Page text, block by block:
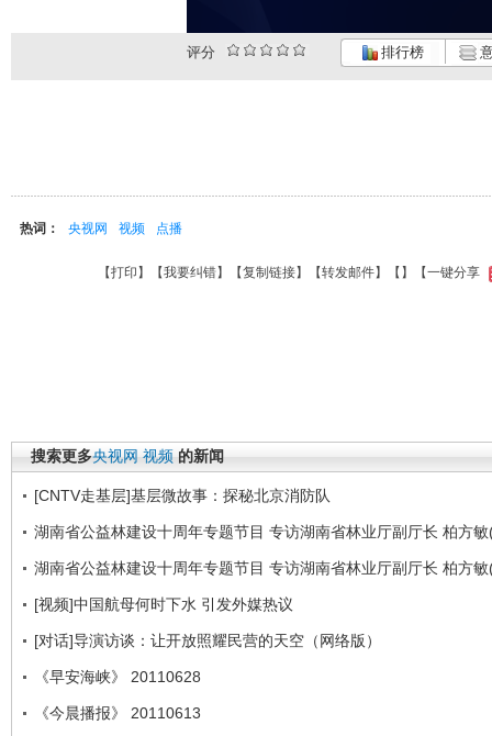
评分 排行榜
热词： 央视网 视频 点播
【打印 】【我要纠错】【复制链接】【转发邮件】【 】 【一键分享
搜索更多央视网 视频 的新闻
[CNTV走基层]基层微故事：探秘北京消防队
湖南省公益林建设十周年专题节目 专访湖南省林业厅副厅长 柏方
湖南省公益林建设十周年专题节目 专访湖南省林业厅副厅长 柏方
[视频]中国航母何时下水 引发外媒热议
[对话]导演访谈：让开放照耀民营的天空（网络版）
《早安海峡》 20110628
《今晨播报》 20110613